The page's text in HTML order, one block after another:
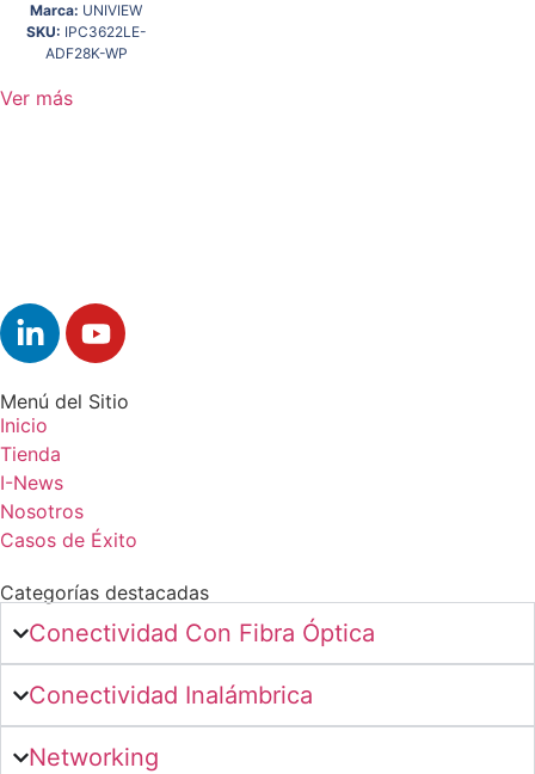
Marca: UNIVIEW
SKU: IPC3622LE-
ADF28K-WP
Ver más
Menú del Sitio
Inicio
Tienda
I-News
Nosotros
Casos de Éxito
Categorías destacadas
Conectividad Con Fibra Óptica
Conectividad Inalámbrica
Networking